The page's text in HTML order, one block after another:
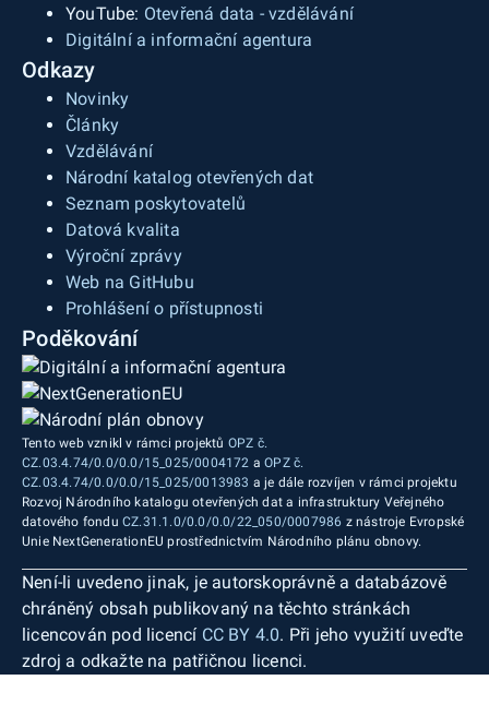
YouTube: Otevřená data - vzdělávání
Digitální a informační agentura
Odkazy
Novinky
Články
Vzdělávání
Národní katalog otevřených dat
Seznam poskytovatelů
Datová kvalita
Výroční zprávy
Web na GitHubu
Prohlášení o přístupnosti
Poděkování
Tento web vznikl v rámci projektů OPZ č.
CZ.03.4.74/0.0/0.0/15_025/0004172 aOPZ č.
CZ.03.4.74/0.0/0.0/15_025/0013983 a je dále rozvíjen v rámci projektu
Rozvoj Národního katalogu otevřených dat a infrastruktury Veřejného
datového fondu CZ.31.1.0/0.0/0.0/22_050/0007986 z nástroje Evropské
Unie NextGenerationEU prostřednictvím Národního plánu obnovy.
Není-li uvedeno jinak, je autorskoprávně a databázově
chráněný obsah publikovaný na těchto stránkách
licencován pod licencí CC BY 4.0. Při jeho využití uveďte
zdroj a odkažte na patřičnou licenci.